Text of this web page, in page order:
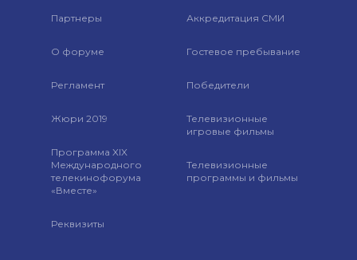
Партнеры
О форуме
Регламент
Жюри 2019
Программа XIX
Международного
телекинофорума
«Вместе»
Реквизиты
Аккредитация СМИ
Гостевое пребывание
Победители
Телевизионные
игровые фильмы
Телевизионные
программы и фильмы